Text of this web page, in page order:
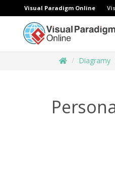
Visual Paradigm Online
Diagramy